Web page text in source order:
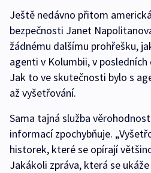
Ještě nedávno přitom
bezpečnosti Janet
žádnému dalšímu prohřešku,
agenti v Kolumbii, v
Jak to ve skutečnosti bylo s
až vyšetřování.
Sama tajná služba
informací zpochybňuje.
historek, které se opírají
Jakákoli zpráva, která se